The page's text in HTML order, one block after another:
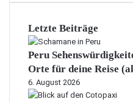
Letzte Beiträge
Peru
Orte für deine Reise
6. August 2026